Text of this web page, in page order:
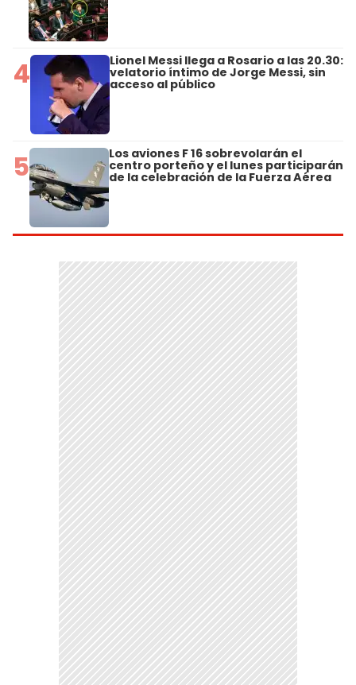
4 Lionel Messi llega a Rosario a las 20.30:
velatorio íntimo de Jorge Messi, sin
acceso al público
5 Los aviones F 16 sobrevolarán el
centro porteño y el lunes participarán
de la celebración de la Fuerza Aérea